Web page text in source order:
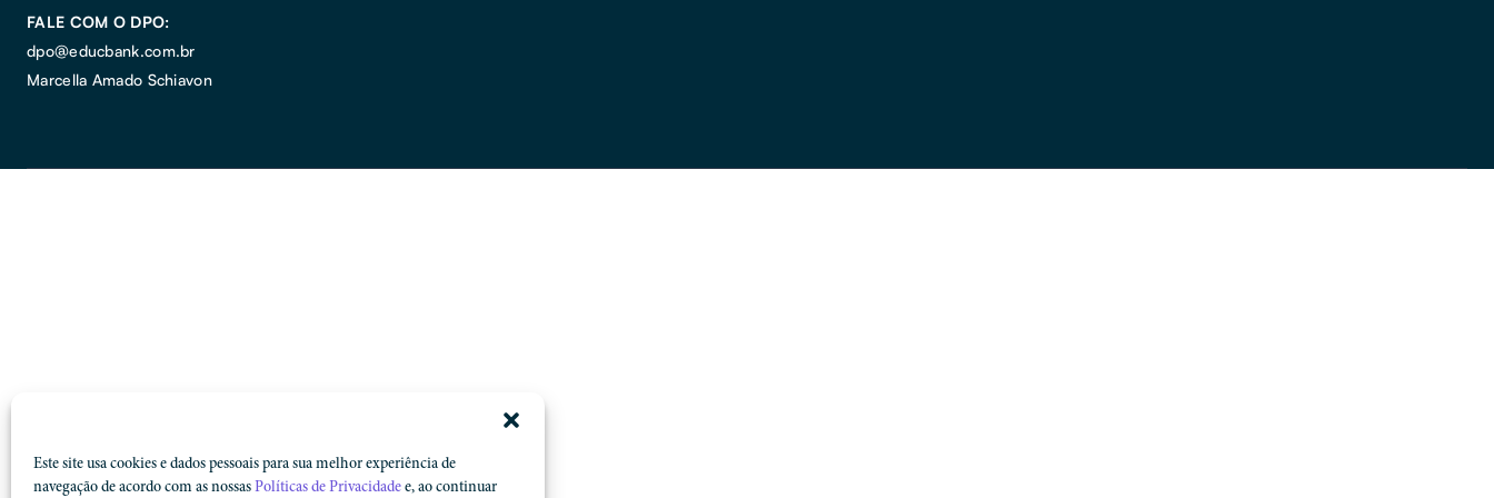
Este site usa cookies e dados pessoais para sua melhor experiência de
navegação de acordo com as nossas Políticas de Privacidade e, ao continuar
FALE COM O DPO:
dpo@educbank.com.br
Marcella Amado Schiavon